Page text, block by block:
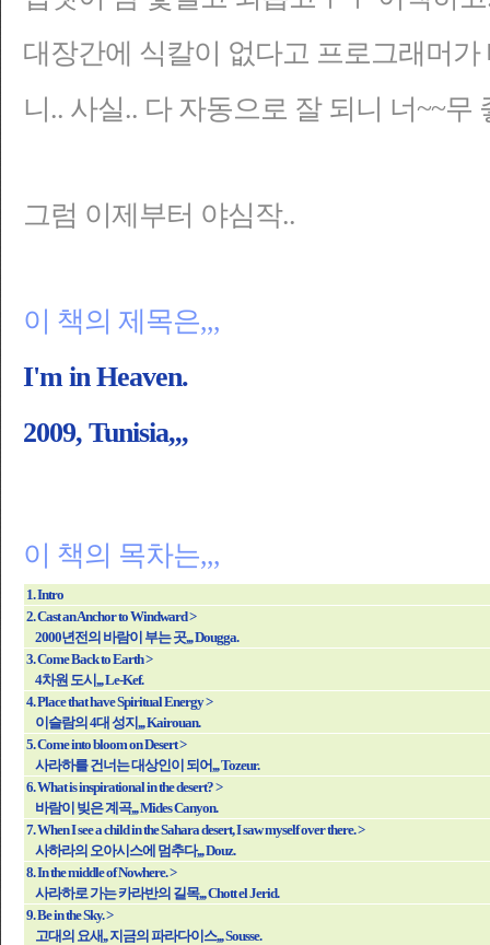
대장간에 식칼이 없다고 프로그래머
니.. 사실.. 다 자동으로 잘 되니 너~~무
그럼 이제부터 야심작..
이 책의 제목은,,,
I'm in Heaven.
2009, Tunisia,,,
이 책의 목차는,,,
1. Intro
2.Cast an Anchor to Windward >
2000년전의 바람이 부는 곳,,,Dougga.
3. Come Back to Earth >
4차원 도시,,,Le-Kef.
4. Place that have Spiritual Energy >
이슬람의 4대 성지,,,Kairouan.
5. Come into bloom on Desert >
사라하를 건너는 대상인이 되어,,,Tozeur.
6. What is inspirational in the desert? >
바람이 빚은 계곡,,,Mides Canyon.
7. When I see a child in the Sahara desert, I saw myself over there. >
사하라의 오아시스에 멈추다,,,Douz.
8. In the middle of Nowhere. >
사라하로 가는 카라반의 길목,,,Chott el Jerid.
9. Be in the Sky. >
고대의 요새,, 지금의 파라다이스,,,Sousse.